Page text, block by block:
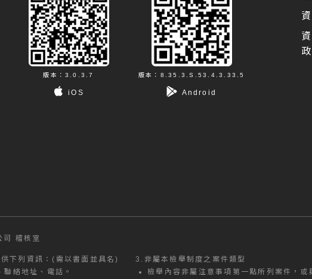
版本：3.0.3.7
iOS
版本：8.35.3.S.53.4.3.33.5
Android
司 稽核室
下列資訊：(需以書面並具名)
聯絡地址、電話。
3. 非屬本檢舉制度之案件類型
檢舉內容非屬注意事項第一點所列案件，或